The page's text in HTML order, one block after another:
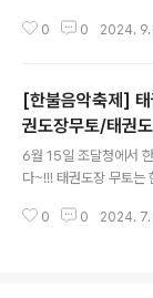
멀고 먼 여정이었지만
tfs
0 0 2024. 9.
[한불음악축제]
권도장무토/태권
태권도시범/격파/
6월 15일 조달청에서
다~!!! 태권도장 무토는
안 준비 하는 과정에서
0 0 2024. 7.